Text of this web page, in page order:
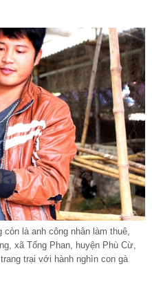
là anh công nhân làm thuê,
xã Tống Phan, huyện Phù Cừ,
trại với hành nghìn con gà